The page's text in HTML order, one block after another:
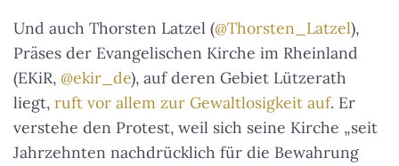
Und auch Thorsten Latzel (@Thorsten_Latzel),
Präses der Evangelischen Kirche im Rheinland
(EKiR, @ekir_de), auf deren Gebiet Lützerath
liegt, ruft vor allem zur Gewaltlosigkeit auf. Er
verstehe den Protest, weil sich seine Kirche „seit
Jahrzehnten nachdrücklich für die Bewahrung